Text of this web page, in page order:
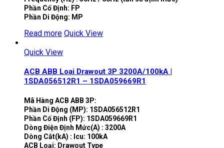
Phần Cố Định: FP
Phần Di Động: MP
Read more Quick View
Quick View
ACB ABB Loại Drawout 3P 3200A/100kA |
1SDA056512R1 – 1SDA059669R1
Mã Hàng ACB ABB 3P:
Phần Di Động (MP): 1SDA056512R1
Phần Cố Định (FP): 1SDA059669R1
Dòng Điện Định Mức(A) : 3200A
Dòng Cắt(kA) : Icu: 100kA
ACB Loại: Drawout Type